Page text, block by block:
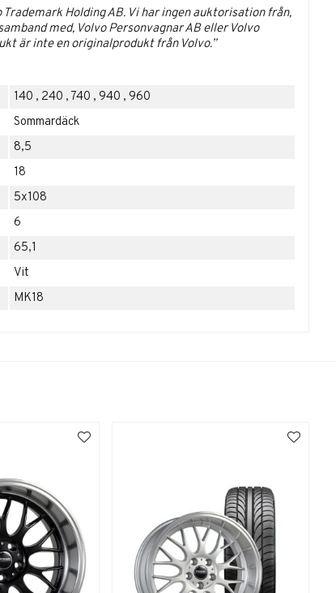
Trademark Holding AB. Vi har ingen auktorisation från,
med, Volvo Personvagnar AB eller Volvo
är inte en originalprodukt från Volvo.”
140 , 240 , 740 , 940 , 960
Sommardäck
8,5
18
5x108
6
65,1
Vit
MK18